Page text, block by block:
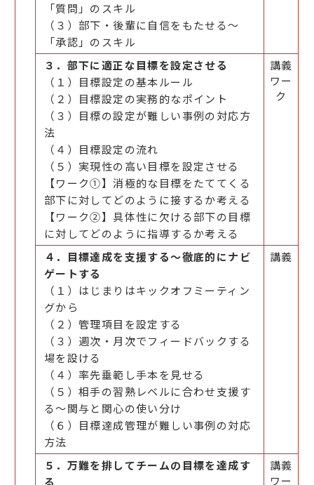
「質問」のスキル
（３）部下・後輩に自信をもたせる～
「承認」のスキル
３．部下に適正な目標を設定させる
（１）目標設定の基本ルール
（２）目標設定の実務的なポイント
（３）目標の設定が難しい事例の対応方
法
（４）目標設定の流れ
（５）実現性の高い目標を設定させる
【ワーク①】消極的な目標をたててくる
部下に対してどのように接するか考える
【ワーク②】具体性に欠ける部下の目標
に対してどのように指導するか考える
講義
ワー
ク
４．目標達成を支援する～徹底的にナビ
ゲートする
（１）はじまりはキックオフミーティン
グから
（２）管理項目を設定する
（３）週次・月次でフィードバックする
場を設ける
（４）率先垂範し手本を見せる
（５）相手の習熟レベルに合わせ支援す
る～関与と関心の使い分け
（６）目標達成管理が難しい事例の対応
方法
講義
５．万難を排してチームの目標を達成す
講義
ワー